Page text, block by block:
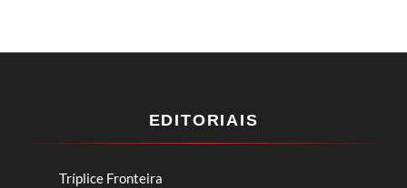
EDITORIAIS
Tríplice Fronteira